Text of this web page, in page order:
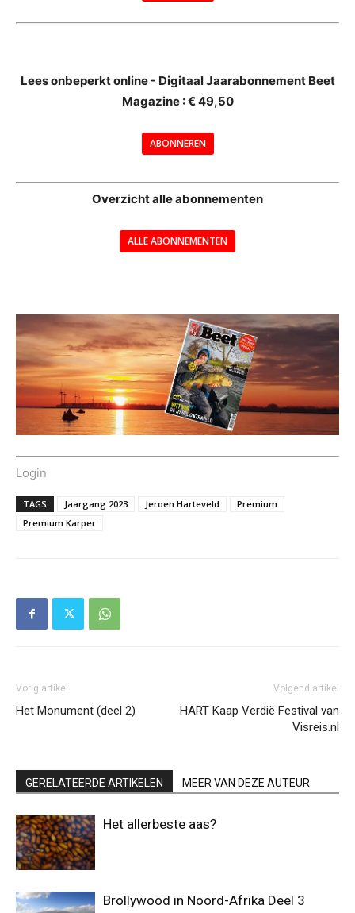
Lees onbeperkt online - Digitaal Jaarabonnement Beet
Magazine : € 49,50
ABONNEREN
Overzicht alle abonnementen
ALLE ABONNEMENTEN
Login
TAGS Jaargang 2023 Jeroen Harteveld
Premium
Premium Karper
Vorig artikel
Het Monument (deel 2)
Volgend artikel
HART Kaap Verdië Festival van
Visreis.nl
GERELATEERDE ARTIKELEN MEER VAN DEZE AUTEUR
Het allerbeste aas?
Brollywood in Noord-Afrika Deel 3